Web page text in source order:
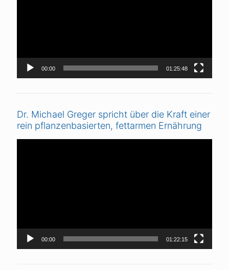
00:00 01:25:48
Dr. Michael Greger spricht über die Kraft einer
rein pflanzenbasierten, fettarmen Ernährung
00:00 01:22:15